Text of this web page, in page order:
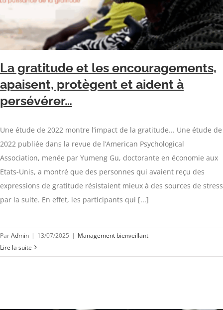
La gratitude et les encouragements,
apaisent, protègent et aident à
persévérer…
Une étude de 2022 montre l’impact de la gratitude... Une étude de
2022 publiée dans la revue de l’American Psychological
Association, menée par Yumeng Gu, doctorante en économie aux
Etats-Unis, a montré que des personnes qui avaient reçu des
expressions de gratitude résistaient mieux à des sources de stress
par la suite. En effet, les participants qui [...]
ParAdmin | 13/07/2025 | Management bienveillant
Lire la suite